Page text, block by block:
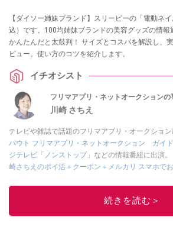
【ダイソー姉妹ブランド】スリーピーの「電動ネ
込）です。100均姉妹ブランドの美容グッズの情
かんたんだと太鼓判！ サイズとコスパを解説し、
ビュー。使い方のコツを紹介します。
イチオシスト
フリマアプリ・ネットオークションの
川崎 さちえ
テレビや雑誌で話題のフリマアプリ・オークション
バウト フリマアプリ・ネットオークション ガイド
ジテレビ「ノンストップ」 などの情報番組に出演。
崎さちえのポイ活＋クーポン＋メルカリ スマホで
的に稼ぐ！』（翔泳社刊）
■経歴：2003年、夫が子育てをするために、突然
続きを読む＞